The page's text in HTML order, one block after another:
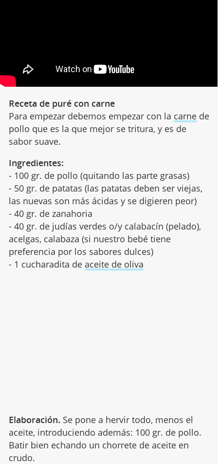
Receta de puré con carne
Para empezar debemos empezar con la carnede
pollo que es la que mejor se tritura, y es de
sabor suave.
Ingredientes:
- 100 gr. de pollo (quitando las parte grasas)
- 50 gr. de patatas (las patatas deben ser viejas,
las nuevas son más ácidas y se digieren peor)
- 40 gr. de zanahoria
- 40 gr. de judías verdes o/y calabacín (pelado),
acelgas, calabaza (si nuestro bebé tiene
preferencia por los sabores dulces)
- 1 cucharadita de aceite de oliva
Elaboración. Se pone a hervir todo, menos el
aceite, introduciendo además: 100 gr. de pollo.
Batir bien echando un chorrete de aceite en
crudo.